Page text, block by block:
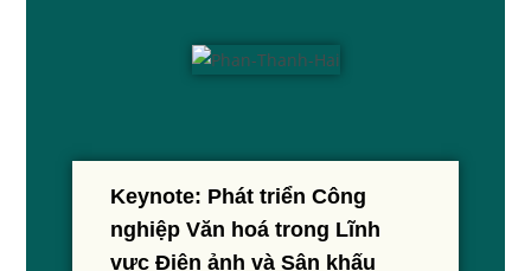
Keynote: Phát triển Công
nghiệp Văn hoá trong Lĩnh
vực Điện ảnh và Sân khấu